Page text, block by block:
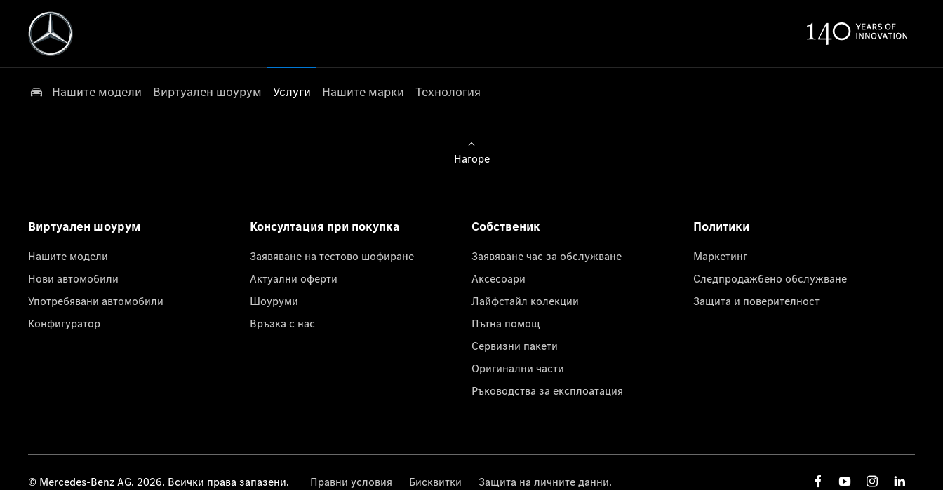
Нашите модели Виртуален шоурум Услуги Нашите марки Технология
Нагоре
Виртуален шоурум
Нашите модели
Нови автомобили
Употребявани автомобили
Конфигуратор
Консултация при покупка
Заявяване на тестово шофиране
Актуални оферти
Шоуруми
Връзка с нас
Собственик
Заявяване час за обслужване
Аксесоари
Лайфстайл колекции
Пътна помощ
Сервизни пакети
Оригинални части
Ръководства за експлоатация
Политики
Маркетинг
Следпродажбено обслужване
Защита и поверителност
© Mercedes-Benz AG. 2026. Всички права запазени. Правни условия Бисквитки Защита на личните данни.